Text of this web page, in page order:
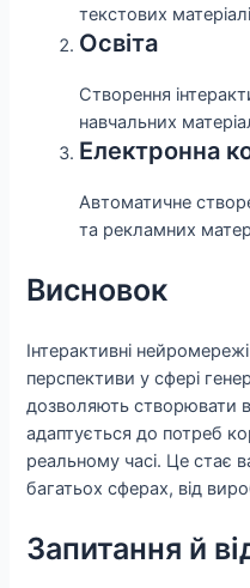
текстових
Освіта
Створення
навчальних
Електронна
Автоматичне
та рекламних
Висновок
Інтерактивні
перспективи у сфері
дозволяють створювати
адаптується до потреб
реальному часі. Це стає
багатьох сферах, від
Запитання й